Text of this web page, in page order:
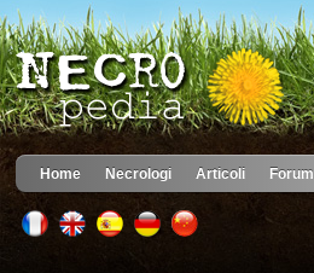
Home Necrologi Articoli Forum